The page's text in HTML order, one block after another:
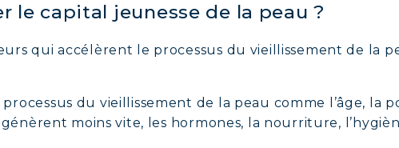
le capital jeunesse de la peau ?
qui accélèrent le processus du vieillissement de la
du vieillissement de la peau comme l’âge, la
moins vite, les hormones, la nourriture,